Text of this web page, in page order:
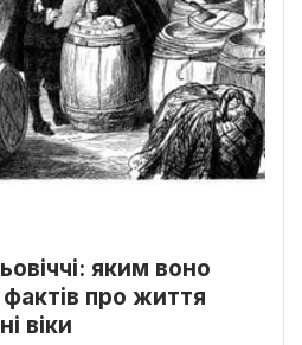
яким воно
фактів про життя
віки